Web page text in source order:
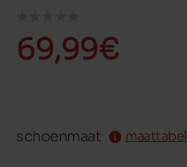
69,99€
schoenmaat maattabel